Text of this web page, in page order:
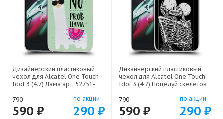
Дизайнерский пластиковый
чехол для Alcatel One Touch
Idol 3 (4.7) Лама арт: 52751-
790
590 ₽
по акции
290 ₽
Дизайнерский пластиковый
чехол для Alcatel One Touch
Idol 3 (4.7) Поцелуй скелетов
790
590 ₽
по акции
290 ₽